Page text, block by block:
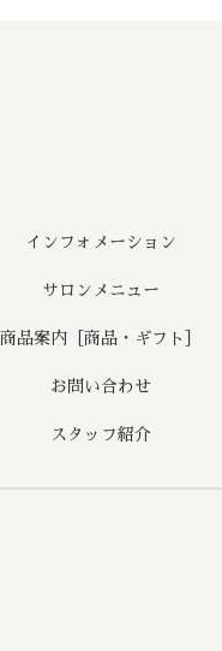
インフォメーション
サロンメニュー
商品案内［商品・ギフト］
お問い合わせ
スタッフ紹介